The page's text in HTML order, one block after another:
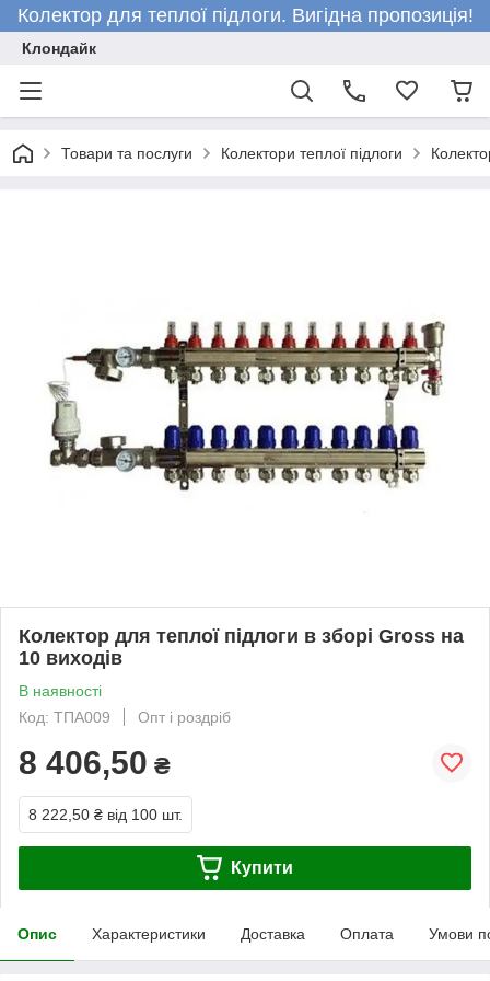
Колектор для теплої підлоги. Вигідна пропозиція!
Клондайк
Товари та послуги Колектори теплої підлоги
Колектор для теплої підлоги в зборі Gross на
10 виходів
В наявності
Код: ТПА009
Опт і роздріб
8 406,50 ₴
8 222,50 ₴ від 100 шт.
Купити
Опис Характеристики Доставка Оплата Умови